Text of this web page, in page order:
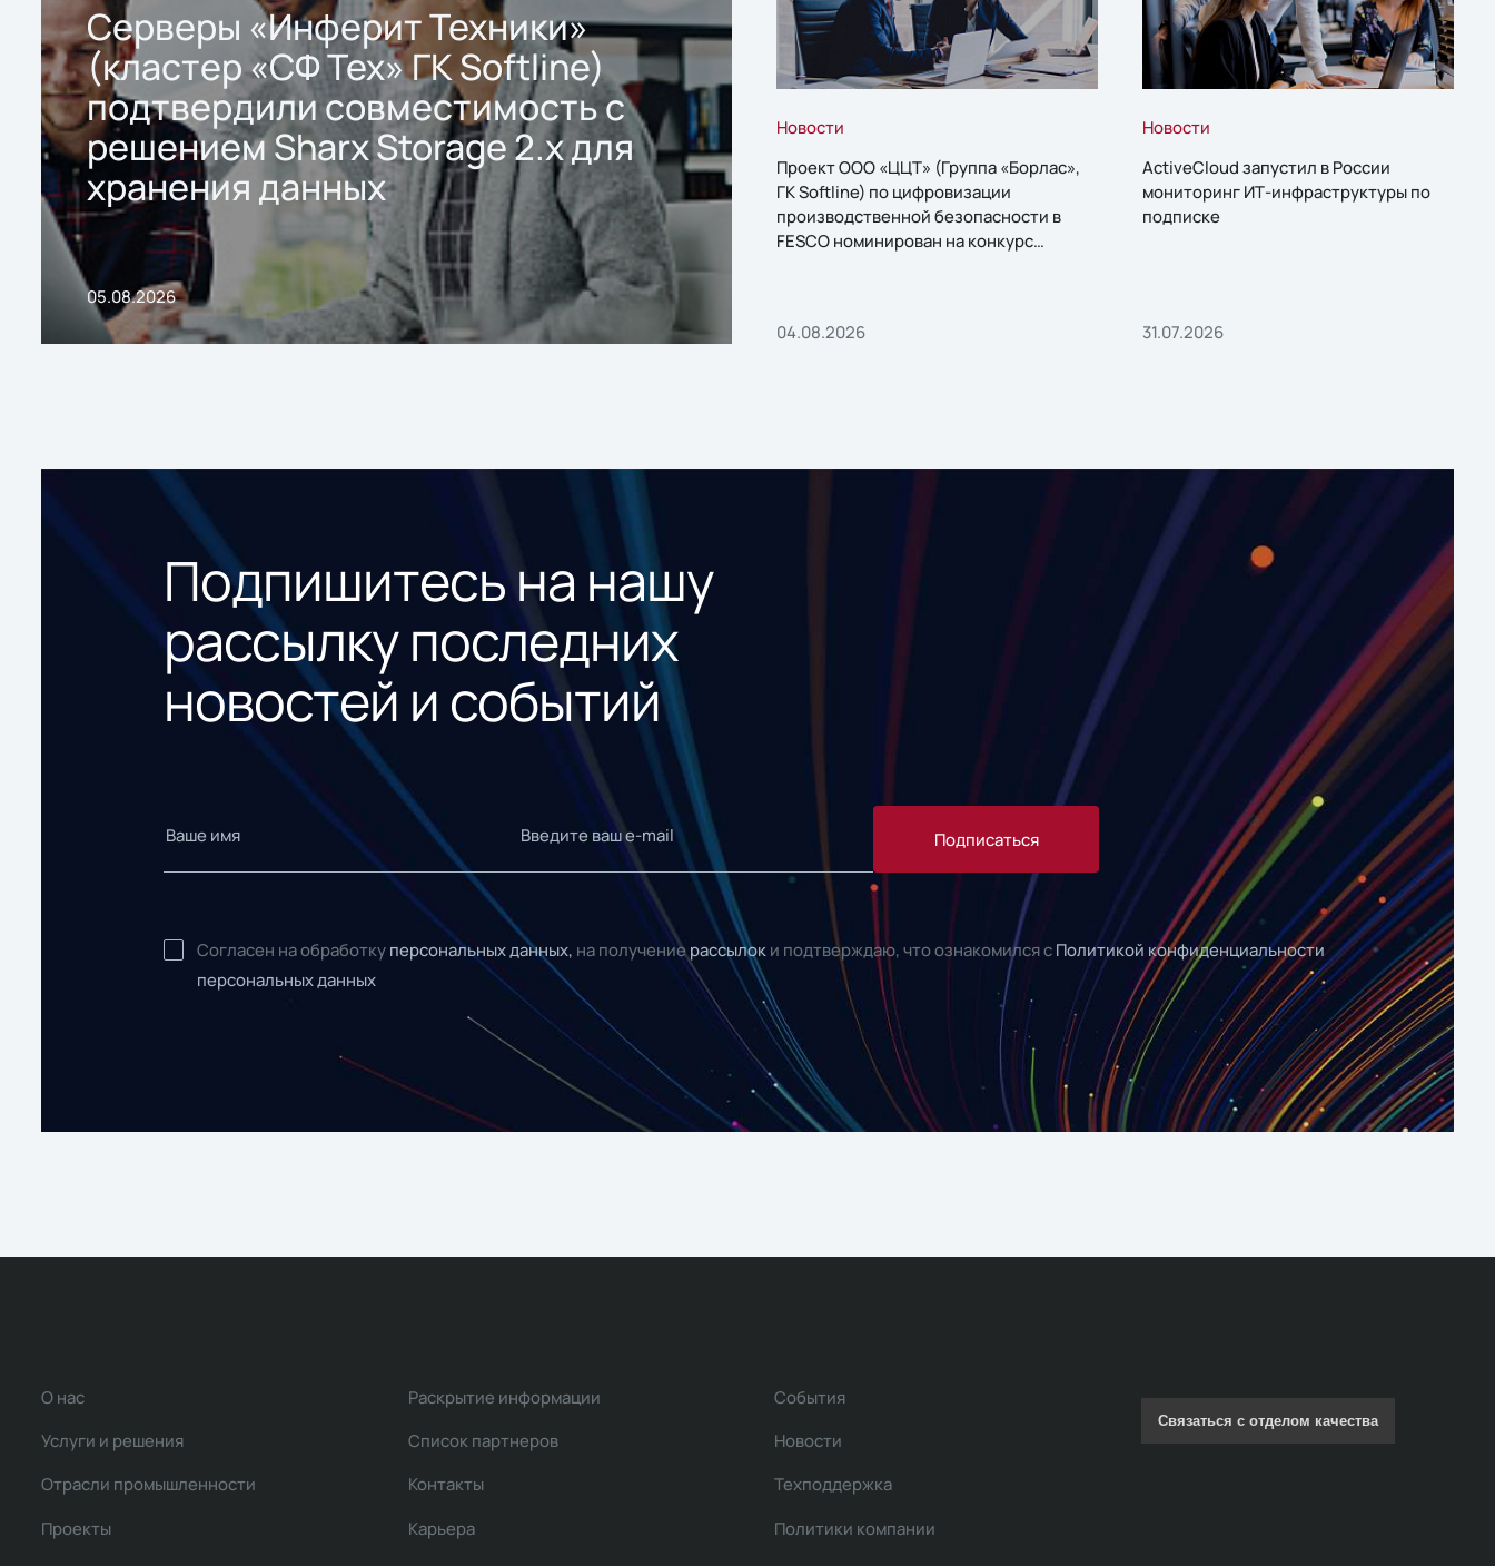
Серверы «Инферит Техники»
(кластер «СФ Тех» ГК Softline)
подтвердили совместимость с
решением Sharx Storage 2.x для
хранения данных
05.08.2026
Новости
Проект ООО «ЦЦТ» (Группа «Борлас»,
ГК Softline) по цифровизации
производственной безопасности в
FESCO номинирован на конкурс
04.08.2026
Новости
ActiveCloud запустил в России
мониторинг ИТ-инфраструктуры по
подписке
31.07.2026
Подпишитесь на нашу
рассылку последних
новостей и событий
Подписаться
Согласен на обработку персональных данных, на получениерассылок и подтверждаю, что ознакомился с Политикой конфиденциальности
персональных данных
О нас
Услуги и решения
Отрасли промышленности
Проекты
Раскрытие информации
Список партнеров
Контакты
Карьера
События
Новости
Техподдержка
Политики компании
Связаться с отделом качества